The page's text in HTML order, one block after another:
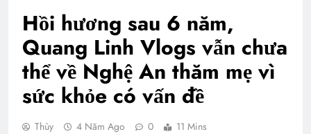
Hồi hương sau 6 năm,
Quang Linh Vlogs vẫn chưa
thể về Nghệ An thăm mẹ vì
sức khỏe có vấn đề
Thùy 4 Năm Ago 0 11 Mins